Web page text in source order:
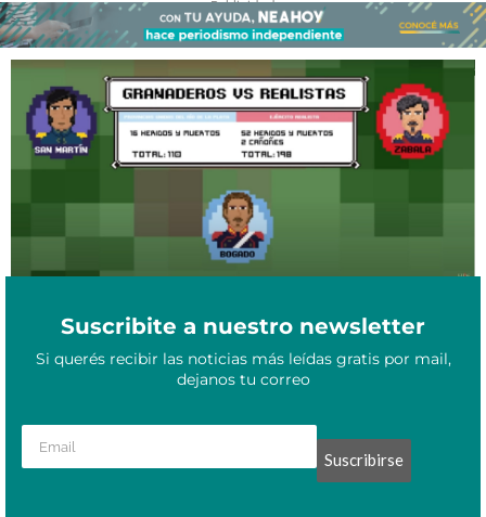
- Publicidad -
Huellas de sangre: contando la historia argentina en 8 bits
Suscribite a nuestro newsletter
Si querés recibir las noticias más leídas gratis por mail,
dejanos tu correo
Suscribirse